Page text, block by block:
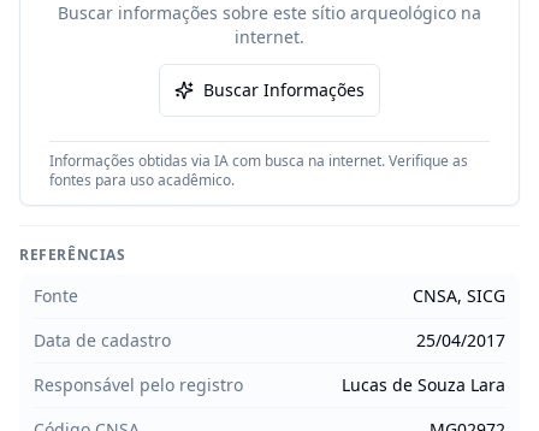
Buscar informações sobre este sítio arqueológico na
internet.
Buscar Informações
Informações obtidas via IA com busca na internet. Verifique as
fontes para uso acadêmico.
REFERÊNCIAS
Fonte
CNSA, SICG
Data de cadastro
25/04/2017
Responsável pelo registro
Lucas de Souza Lara